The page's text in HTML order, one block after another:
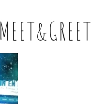
MEET&GREET